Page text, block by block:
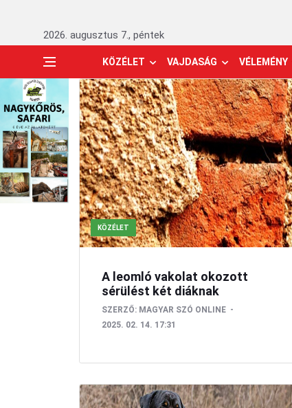
2026. augusztus 7., péntek
KÖZÉLET VAJDASÁG VÉLEMÉNY
KÖZÉLET
A leomló vakolat okozott
sérülést két diáknak
SZERZŐ: MAGYAR SZÓ ONLINE
2025. 02. 14. 17:31